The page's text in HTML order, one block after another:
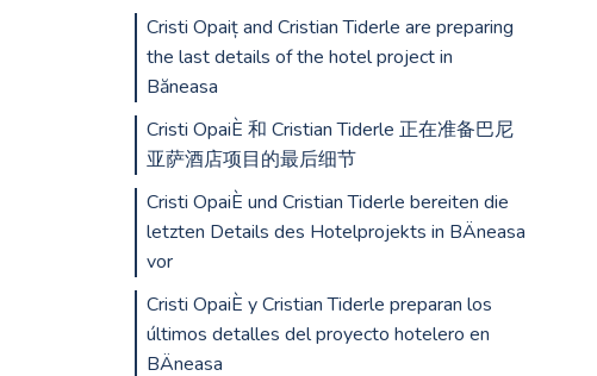
Cristi Opaiț and Cristian Tiderle are preparing
the last details of the hotel project in
Băneasa
Cristi OpaiÈ 和 Cristian Tiderle 正在准备巴尼
亚萨酒店项目的最后细节
Cristi OpaiÈ und Cristian Tiderle bereiten die
letzten Details des Hotelprojekts in BÄneasa
vor
Cristi OpaiÈ y Cristian Tiderle preparan los
últimos detalles del proyecto hotelero en
BÄneasa